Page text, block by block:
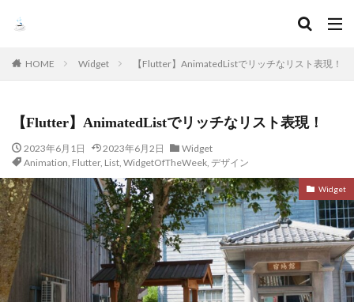
HOME Widget 【Flutter】AnimatedListでリッチなリスト表現！
【Flutter】AnimatedListでリッチなリスト表現！
2023年6月1日 2023年6月2日
Widget
Animation, Flutter, List, WidgetOfTheWeek, デザイン
Widget